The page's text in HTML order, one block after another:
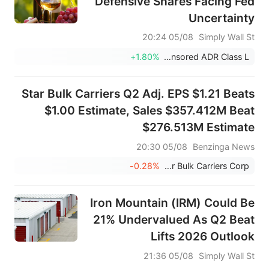
Uncertainty
Simply Wall St
05/08 20:24
Coca-Cola FEMSA SAB de CV Sponsored ADR Class L
+1.80%
Star Bulk Carriers Q2 Adj. EPS $1.21 Beats
$1.00 Estimate, Sales $357.412M Beat
$276.513M Estimate
Benzinga News
05/08 20:30
Star Bulk Carriers Corp.
-0.28%
Iron Mountain (IRM) Could Be
21% Undervalued As Q2 Beat
Lifts 2026 Outlook
Simply Wall St
05/08 21:36